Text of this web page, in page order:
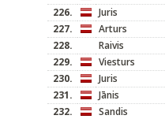
226.
Juris
227.
Arturs
228.
Raivis
229.
Viesturs
230.
Juris
231.
Jānis
232.
Sandis